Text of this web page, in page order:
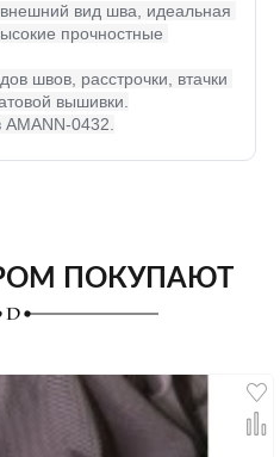
вид шва, идеальная
прочностные
швов, расстрочки, втачки
вышивки.
AMANN-0432.
ПОКУПАЮТ